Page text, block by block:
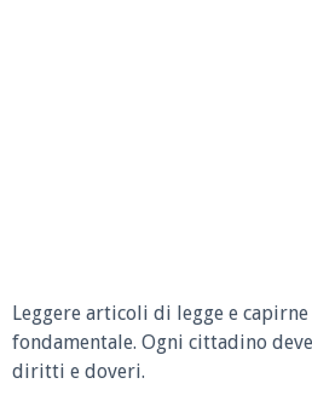
Leggere articoli di legge e
fondamentale. Ogni cittadino
diritti e doveri.